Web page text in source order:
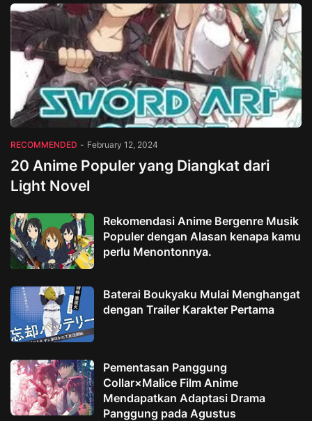
RECOMMENDED - February 12, 2024
20 Anime Populer yang Diangkat dari
Light Novel
Rekomendasi Anime Bergenre Musik
Populer dengan Alasan kenapa kamu
perlu Menontonnya.
Baterai Boukyaku Mulai Menghangat
dengan Trailer Karakter Pertama
Pementasan Panggung
Collar×Malice Film Anime
Mendapatkan Adaptasi Drama
Panggung pada Agustus